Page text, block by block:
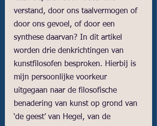
verstand, door ons taalvermogen of
door ons gevoel, of door een
synthese daarvan? In dit artikel
worden drie denkrichtingen van
kunstfilosofen besproken. Hierbij is
mijn persoonlijke voorkeur
uitgegaan naar de filosofische
benadering van kunst op grond van
‘de geest’ van Hegel, van de